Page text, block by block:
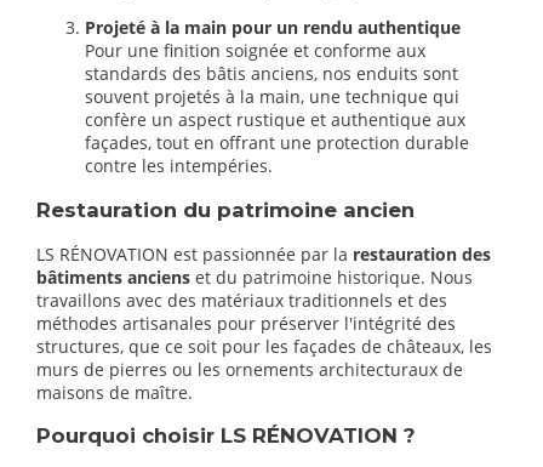
Projeté à la main pour un rendu authentique
Pour une finition soignée et conforme aux
standards des bâtis anciens, nos enduits sont
souvent projetés à la main, une technique qui
confère un aspect rustique et authentique aux
façades, tout en offrant une protection durable
contre les intempéries.
Restauration du patrimoine ancien
LS RÉNOVATION est passionnée par la restauration des
bâtiments anciens et du patrimoine historique. Nous
travaillons avec des matériaux traditionnels et des
méthodes artisanales pour préserver l'intégrité des
structures, que ce soit pour les façades de châteaux, les
murs de pierres ou les ornements architecturaux de
maisons de maître.
Pourquoi choisir LS RÉNOVATION ?